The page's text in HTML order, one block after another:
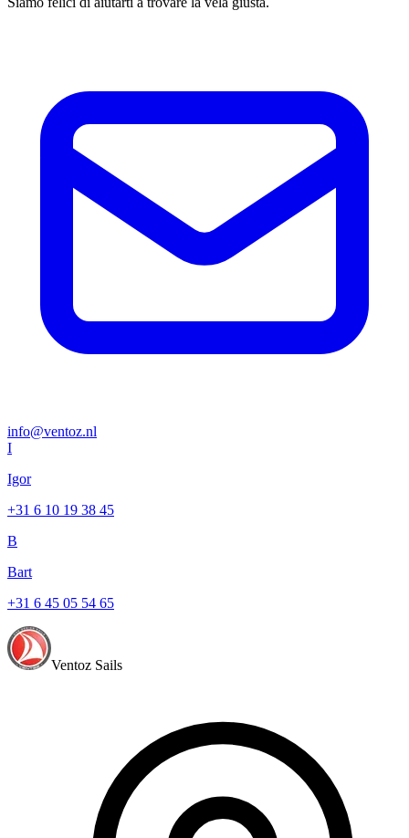
info@ventoz.nl
I
Igor
+31 6 10 19 38 45
B
Bart
+31 6 45 05 54 65
Ventoz Sails